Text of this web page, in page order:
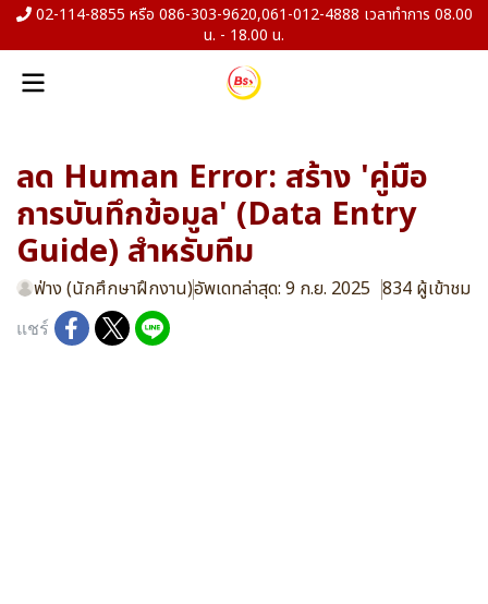
02-114-8855 หรือ 086-303-9620,061-012-4888 เวลาทำการ 08.00
น. - 18.00 น.
ลด Human Error: สร้าง 'คู่มือ
การบันทึกข้อมูล' (Data Entry
Guide) สำหรับทีม
ฟ่าง (นักศึกษาฝึกงาน)อัพเดทล่าสุด: 9 ก.ย. 2025 834 ผู้เข้าชม
แชร์